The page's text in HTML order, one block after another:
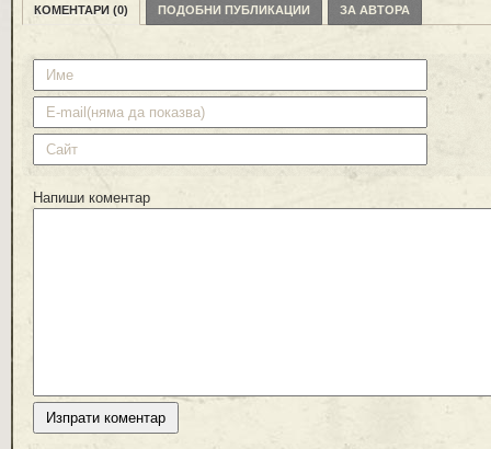
КОМЕНТАРИ (0) ПОДОБНИ ПУБЛИКАЦИИ ЗА АВТОРА
Напиши коментар